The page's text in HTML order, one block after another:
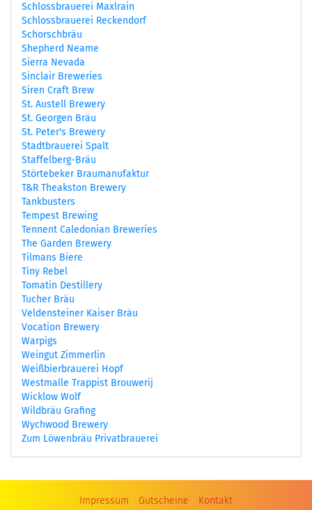
Schlossbrauerei Maxlrain
Schlossbrauerei Reckendorf
Schorschbräu
Shepherd Neame
Sierra Nevada
Sinclair Breweries
Siren Craft Brew
St. Austell Brewery
St. Georgen Bräu
St. Peter's Brewery
Stadtbrauerei Spalt
Staffelberg-Bräu
Störtebeker Braumanufaktur
T&R Theakston Brewery
Tankbusters
Tempest Brewing
Tennent Caledonian Breweries
The Garden Brewery
Tilmans Biere
Tiny Rebel
Tomatin Destillery
Tucher Bräu
Veldensteiner Kaiser Bräu
Vocation Brewery
Warpigs
Weingut Zimmerlin
Weißbierbrauerei Hopf
Westmalle Trappist Brouwerij
Wicklow Wolf
Wildbräu Grafing
Wychwood Brewery
Zum Löwenbräu Privatbrauerei
Impressum Gutscheine Kontakt